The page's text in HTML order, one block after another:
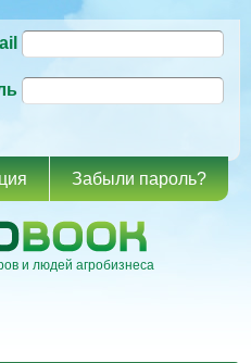
Забыли пароль?
и людей агробизнеса